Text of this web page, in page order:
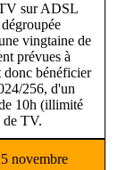
sur ADSL
vingtaine de
prévues à
donc bénéficier
256, d'un
10h (illimité
de TV.
novembre